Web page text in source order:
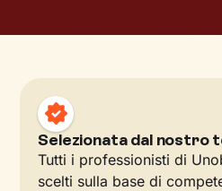
Selezionata dal nostro
Tutti i professionisti di
scelti sulla base di